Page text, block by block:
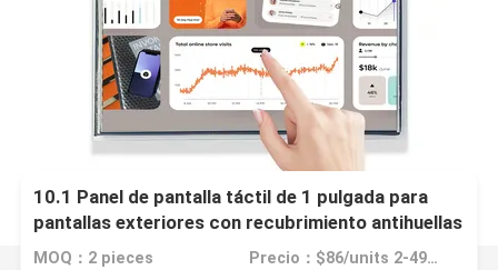
10.1 Panel de pantalla táctil de 1 pulgada para
pantallas exteriores con recubrimiento antihuellas
dactilares
MOQ：2 pieces Precio：$86/units 2-499 units